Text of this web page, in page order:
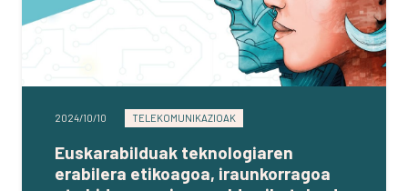
2024/10/10 TELEKOMUNIKAZIOAK
Euskarabilduak teknologiaren
erabilera etikoagoa, iraunkorragoa